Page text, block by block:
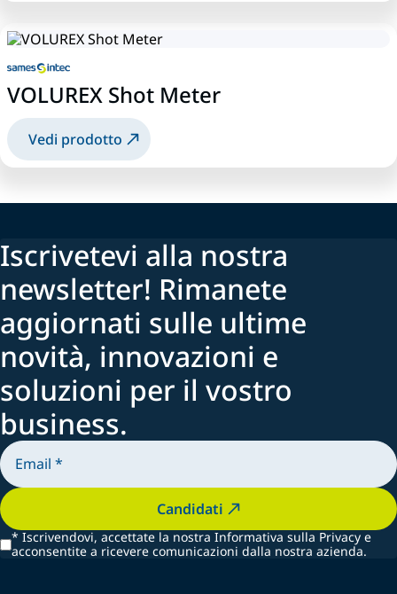
VOLUREX Shot Meter
Vedi prodotto
Iscrivetevi alla nostra
newsletter! Rimanete
aggiornati sulle ultime
novità, innovazioni e
soluzioni per il vostro
business.
Candidati
* Iscrivendovi, accettate la nostra Informativa sulla Privacy e
acconsentite a ricevere comunicazioni dalla nostra azienda.